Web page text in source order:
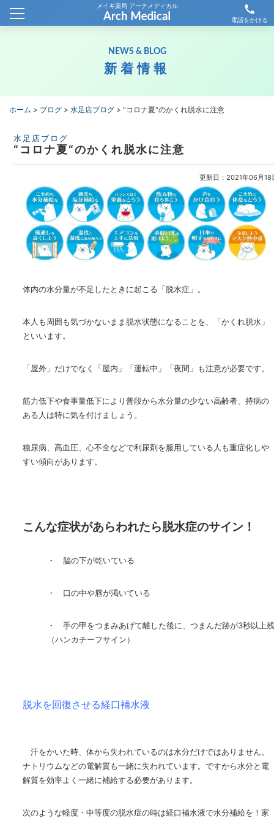
メイキ薬局 アーチメディカル call
電話をかける
ホーム
新着情報
薬局情報
採用情報
お問合せ
NEWS & BLOG
新着情報
ホーム > ブログ > 水足店ブログ > “コロナ夏“のかくれ脱水に注意
水足店ブログ
“コロナ夏“のかくれ脱水に注意
更新日：2021年06月18
体内の水分量が不足したときに起こる「脱水症」。
本人も周囲も気づかないまま脱水状態になることを、「かくれ脱水」
といいます。
「屋外」だけでなく「屋内」「運転中」「夜間」も注意が必要です。
筋力低下や食事量低下により普段から水分量の少ない高齢者、持病の
ある人は特に気を付けましょう。
糖尿病、高血圧、心不全などで利尿剤を服用している人も重症化しや
すい傾向があります。
こんな症状があらわれたら脱水症のサイン！
・ 脇の下が乾いている
・ 口の中や唇が渇いている
・ 手の甲をつまみあげて離した後に、つまんだ跡が3秒以上
（ハンカチーフサイン）
脱水を回復させる経口補水液
汗をかいた時、体から失われているのは水分だけではありません。
ナトリウムなどの電解質も一緒に失われています。ですから水分と電
解質を効率よく一緒に補給する必要があります。
次のような軽度・中等度の脱水症の時は経口補水液で水分補給を！家